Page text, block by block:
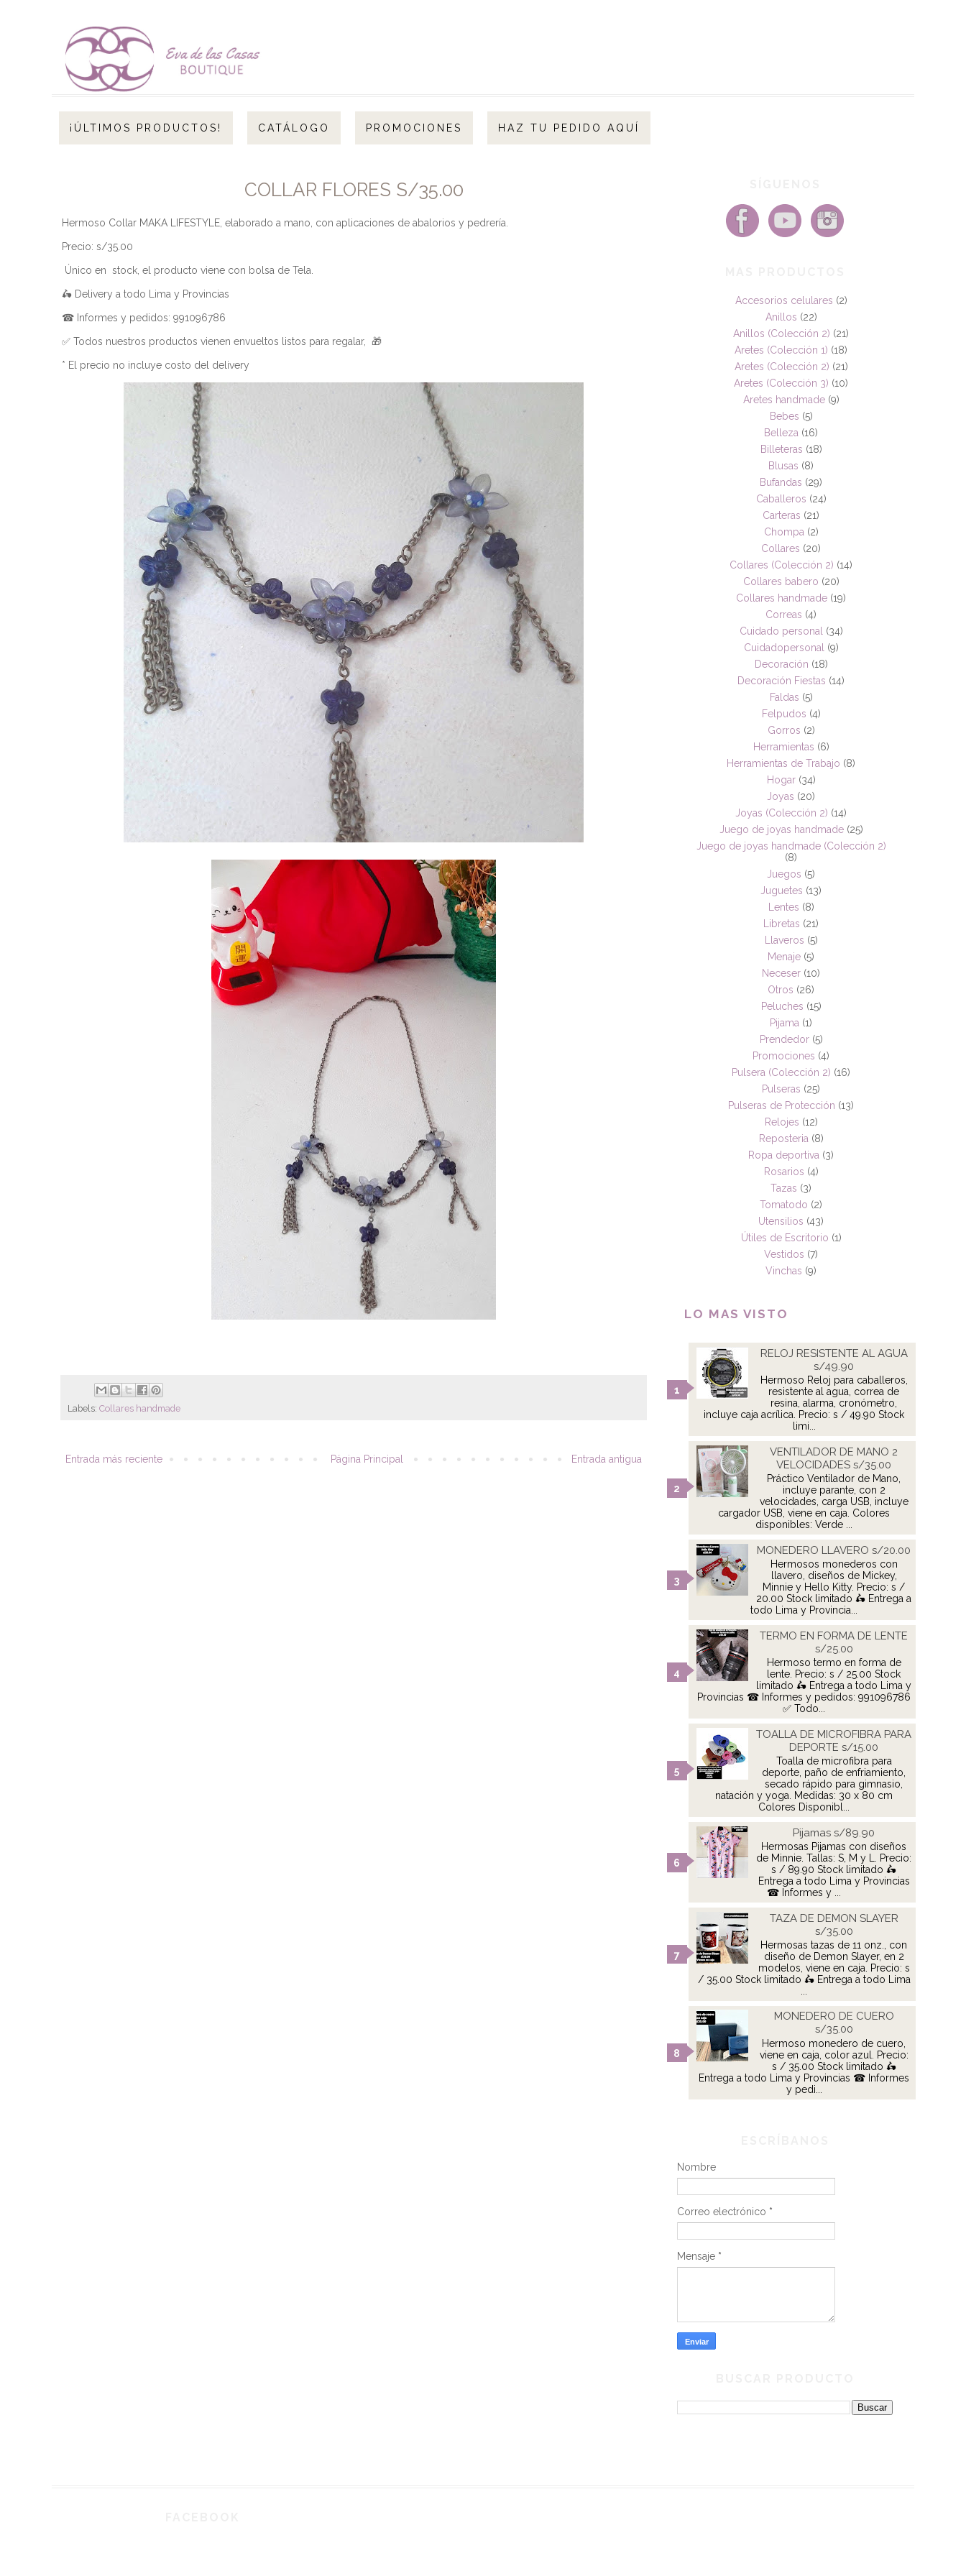
¡ÚLTIMOS PRODUCTOS! CATÁLOGO PROMOCIONES HAZ TU PEDIDO AQUÍ
COLLAR FLORES S/35.00
Hermoso Collar MAKA LIFESTYLE, elaborado a mano, con aplicaciones de abalorios y pedrería.
Precio: s/35.00
Único en stock, el producto viene con bolsa de Tela.
🛵 Delivery a todo Lima y Provincias
☎ Informes y pedidos: 991096786
✅ Todos nuestros productos vienen envueltos listos para regalar, 🎁
* El precio no incluye costo del delivery
Labels: Collares handmade
Entrada más reciente Entrada antigua
Página Principal
Accesorios celulares (2)
Anillos (22)
Anillos (Colección 2) (21)
Aretes (Colección 1) (18)
Aretes (Colección 2) (21)
Aretes (Colección 3) (10)
Aretes handmade (9)
Bebes (5)
Belleza (16)
Billeteras (18)
Blusas (8)
Bufandas (29)
Caballeros (24)
Carteras (21)
Chompa (2)
Collares (20)
Collares (Colección 2) (14)
Collares babero (20)
Collares handmade (19)
Correas (4)
Cuidado personal (34)
Cuidadopersonal (9)
Decoración (18)
Decoración Fiestas (14)
Faldas (5)
Felpudos (4)
Gorros (2)
Herramientas (6)
Herramientas de Trabajo (8)
Hogar (34)
Joyas (20)
Joyas (Colección 2) (14)
Juego de joyas handmade (25)
Juego de joyas handmade (Colección 2)
(8)
Juegos (5)
Juguetes (13)
Lentes (8)
Libretas (21)
Llaveros (5)
Menaje (5)
Neceser (10)
Otros (26)
Peluches (15)
Pijama (1)
Prendedor (5)
Promociones (4)
Pulsera (Colección 2) (16)
Pulseras (25)
Pulseras de Protección (13)
Relojes (12)
Reposteria (8)
Ropa deportiva (3)
Rosarios (4)
Tazas (3)
Tomatodo (2)
Utensilios (43)
Útiles de Escritorio (1)
Vestidos (7)
Vinchas (9)
LO MAS VISTO
RELOJ RESISTENTE AL AGUA
s/49.90
Hermoso Reloj para caballeros,
resistente al agua, correa de
resina, alarma, cronómetro,
incluye caja acrílica. Precio: s / 49.90 Stock
limi...
VENTILADOR DE MANO 2
VELOCIDADES s/35.00
Práctico Ventilador de Mano,
incluye parante, con 2
velocidades, carga USB, incluye
cargador USB, viene en caja. Colores
disponibles: Verde ...
MONEDERO LLAVERO s/20.00
Hermosos monederos con
llavero, diseños de Mickey,
Minnie y Hello Kitty. Precio: s /
20.00 Stock limitado 🛵 Entrega a
todo Lima y Provincia...
TERMO EN FORMA DE LENTE
s/25.00
Hermoso termo en forma de
lente. Precio: s / 25.00 Stock
limitado 🛵 Entrega a todo Lima y
Provincias ☎ Informes y pedidos: 991096786
✅ Todo...
TOALLA DE MICROFIBRA PARA
DEPORTE s/15.00
Toalla de microfibra para
deporte, paño de enfriamiento,
secado rápido para gimnasio,
natación y yoga. Medidas: 30 x 80 cm
Colores Disponibl...
Pijamas s/89.90
Hermosas Pijamas con diseños
de Minnie. Tallas: S, M y L. Precio:
s / 89.90 Stock limitado 🛵
Entrega a todo Lima y Provincias
☎ Informes y ...
TAZA DE DEMON SLAYER
s/35.00
Hermosas tazas de 11 onz., con
diseño de Demon Slayer, en 2
modelos, viene en caja. Precio: s
/ 35.00 Stock limitado 🛵 Entrega a todo Lima
...
MONEDERO DE CUERO
s/35.00
Hermoso monedero de cuero,
viene en caja, color azul. Precio:
s / 35.00 Stock limitado 🛵
Entrega a todo Lima y Provincias ☎ Informes
y pedi...
Nombre
Correo electrónico *
Mensaje *